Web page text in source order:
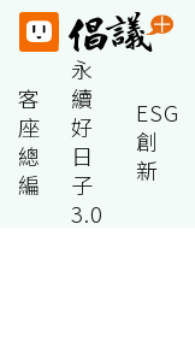
客
座
總
編
永
續
好
日
子
3.0
ESG
創
新